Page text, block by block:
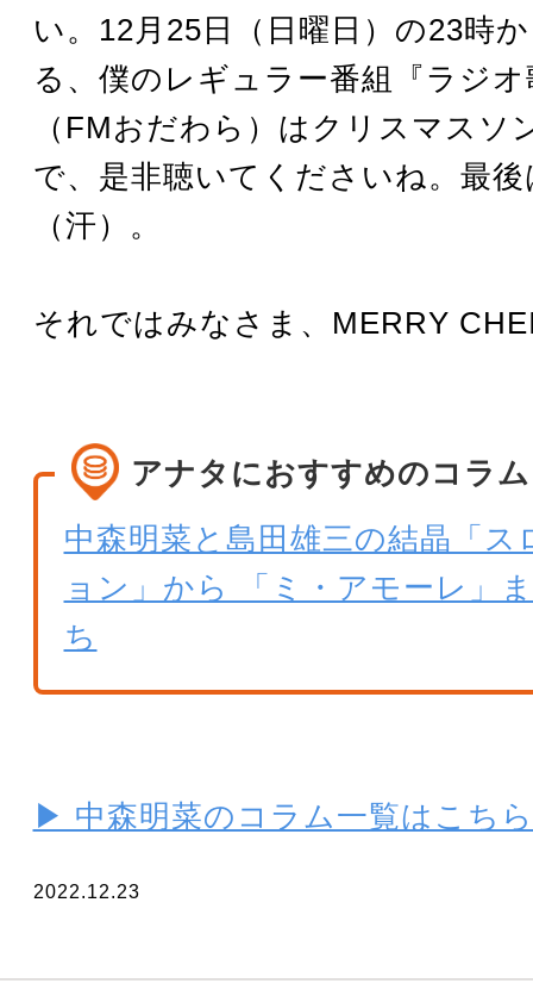
い。12月25日（日曜日）の23時
る、僕のレギュラー番組『ラジ
（FMおだわら）はクリスマスソ
で、是非聴いてくださいね。最
（汗）。
それではみなさま、MERRY
アナタにおすすめのコラム
中森明菜と島田雄三の結晶「ス
ョン」から 「ミ・アモーレ」
ち
▶ 中森明菜のコラム一覧はこち
2022.12.23